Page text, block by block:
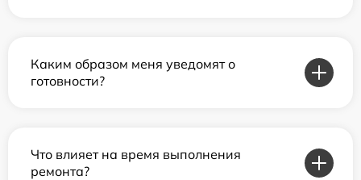
Каким образом меня уведомят о
готовности?
Что влияет на время выполнения
ремонта?